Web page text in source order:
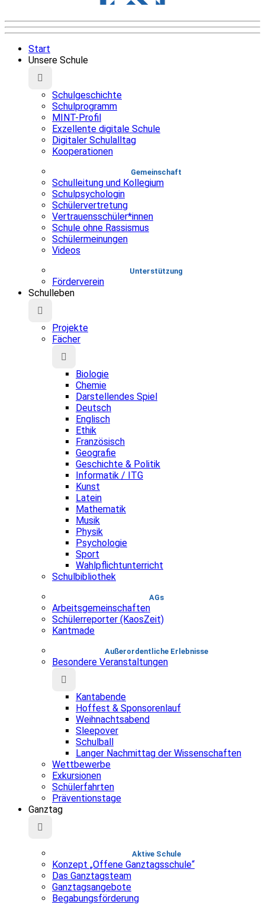
Start
Unsere Schule
Schulgeschichte
Schulprogramm
MINT-Profil
Exzellente digitale Schule
Digitaler Schulalltag
Kooperationen
Gemeinschaft
Schulleitung und Kollegium
Schulpsychologin
Schülervertretung
Vertrauensschüler*innen
Schule ohne Rassismus
Schülermeinungen
Videos
Unterstützung
Förderverein
Schulleben
Projekte
Fächer
Biologie
Chemie
Darstellendes Spiel
Deutsch
Englisch
Ethik
Französisch
Geografie
Geschichte & Politik
Informatik / ITG
Kunst
Latein
Mathematik
Musik
Physik
Psychologie
Sport
Wahlpflichtunterricht
Schulbibliothek
AGs
Arbeitsgemeinschaften
Schülerreporter (KaosZeit)
Kantmade
Au­ßer­or­dent­liche Erlebnisse
Besondere Veranstaltungen
Kantabende
Hoffest & Sponsorenlauf
Weihnachtsabend
Sleepover
Schulball
Langer Nachmittag der Wissenschaften
Wettbewerbe
Exkursionen
Schülerfahrten
Präventionstage
Ganztag
Aktive Schule
Konzept „Offene Ganztagsschule“
Das Ganztagsteam
Ganztagsangebote
Begabungsförderung